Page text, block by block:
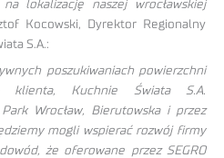
lokalizację naszej wrocławskiej
Kocowski, Dyrektor Regionalny
S.A.:
poszukiwaniach powierzchni
klienta, Kuchnie Świata S.A.
Wrocław, Bierutowska i przez
mogli wspierać rozwój firmy
że oferowane przez SEGRO